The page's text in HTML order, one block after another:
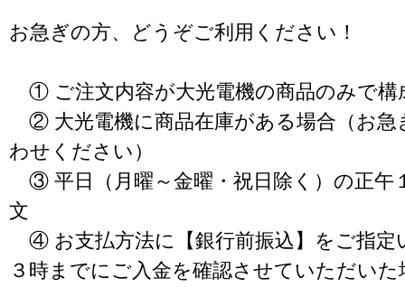
お急ぎの方、どうぞご利用ください！
① ご注文内容が大光電機の商品のみで構
② 大光電機に商品在庫がある場合（お急
わせください）
③ 平日（月曜～金曜・祝日除く）の正午
文
④ お支払方法に【銀行前振込】をご指定
３時までにご入金を確認させていただいた